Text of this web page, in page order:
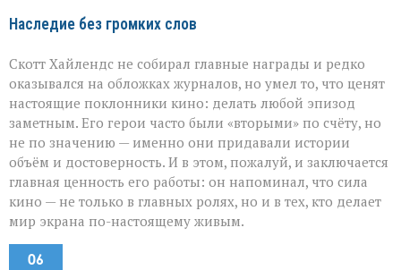
Наследие без громких слов
Скотт Хайлендс не собирал главные награды и редко
оказывался на обложках журналов, но умел то, что ценят
настоящие поклонники кино: делать любой эпизод
заметным. Его герои часто были «вторыми» по счёту, но
не по значению — именно они придавали истории
объём и достоверность. И в этом, пожалуй, и заключается
главная ценность его работы: он напоминал, что сила
кино — не только в главных ролях, но и в тех, кто делает
мир экрана по-настоящему живым.
06